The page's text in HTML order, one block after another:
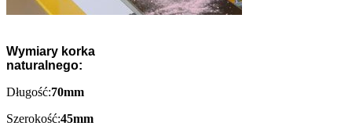
Wymiary korka
naturalnego:
Długość:70mm
Szerokość:45mm